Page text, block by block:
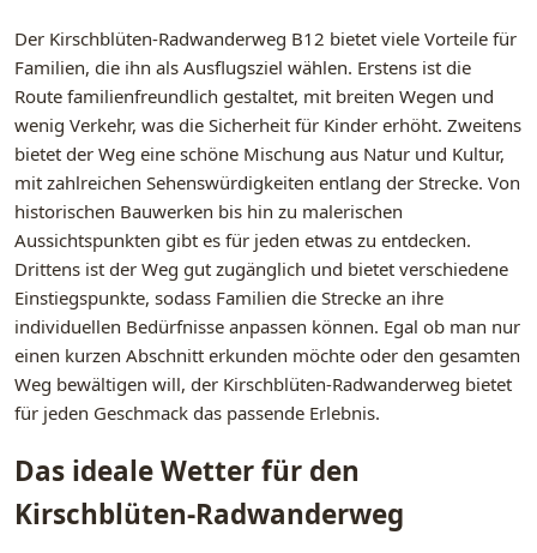
Der Kirschblüten-Radwanderweg B12 bietet viele Vorteile für
Familien, die ihn als Ausflugsziel wählen. Erstens ist die
Route familienfreundlich gestaltet, mit breiten Wegen und
wenig Verkehr, was die Sicherheit für Kinder erhöht. Zweitens
bietet der Weg eine schöne Mischung aus Natur und Kultur,
mit zahlreichen Sehenswürdigkeiten entlang der Strecke. Von
historischen Bauwerken bis hin zu malerischen
Aussichtspunkten gibt es für jeden etwas zu entdecken.
Drittens ist der Weg gut zugänglich und bietet verschiedene
Einstiegspunkte, sodass Familien die Strecke an ihre
individuellen Bedürfnisse anpassen können. Egal ob man nur
einen kurzen Abschnitt erkunden möchte oder den gesamten
Weg bewältigen will, der Kirschblüten-Radwanderweg bietet
für jeden Geschmack das passende Erlebnis.
Das ideale Wetter für den
Kirschblüten-Radwanderweg